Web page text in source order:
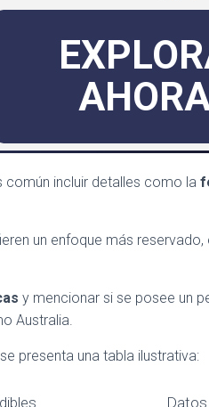
común incluir detalles como la
un enfoque más reservado,
y mencionar si se posee un
Australia.
presenta una tabla ilustrativa: